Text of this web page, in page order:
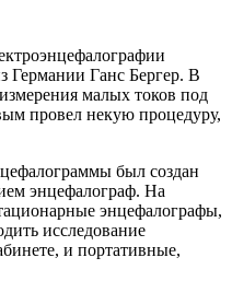
Германии Ганс Бергер. В
малых токов под
провел некую процедуру,
был создан
энцефалограф. На
энцефалографы,
исследование
и портативные,